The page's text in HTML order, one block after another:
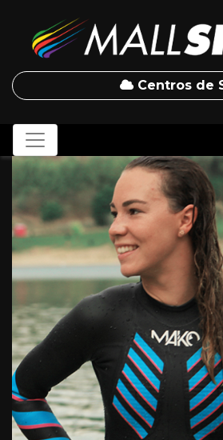
Centros de